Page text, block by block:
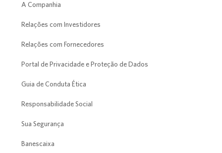
A Companhia
Relações com Investidores
Relações com Fornecedores
Portal de Privacidade e Proteção de Dados
Guia de Conduta Ética
Responsabilidade Social
Sua Segurança
Banescaixa